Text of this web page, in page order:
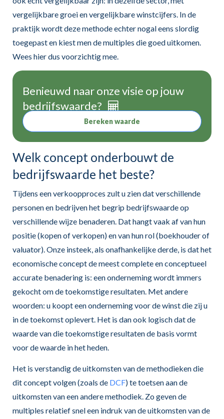
vergelijkbare groei en vergelijkbare winstcijfers. In de
praktijk wordt deze methode echter nogal eens slordig
toegepast en kiest men de multiples die goed uitkomen.
Wees hier dus voorzichtig mee.
Benieuwd naar onze visie op jouw
bedrijfswaarde?
Bereken waarde
Welk concept onderbouwt de
bedrijfswaarde het beste?
Tijdens een verkoopproces zult u zien dat verschillende
personen en bedrijven het begrip bedrijfswaarde op
verschillende wijze benaderen. Dat hangt vaak af van hun
positie (kopen of verkopen) en van hun rol (boekhouder of
valuator). Onze insteek, als onafhankelijke derde, is dat het
economische concept de meest complete en conceptueel
accurate benadering is: een onderneming wordt immers
gekocht om de toekomstige resultaten. Met andere
woorden: u koopt een onderneming voor de winst die zij u
in de toekomst oplevert. Het is dan ook logisch dat de
waarde van die toekomstige resultaten de basis vormt
voor de waarde in het heden.
Het is verstandig de uitkomsten van de methodieken die
dit concept volgen (zoals de DCF) te toetsen aan de
uitkomsten van een andere methodiek. Zo geven de
multiples relatief snel een indruk van de uitkomsten van de